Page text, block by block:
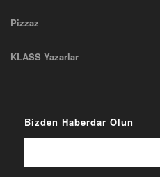
Pizzaz
KLASS Yazarlar
Bizden Haberdar Olun